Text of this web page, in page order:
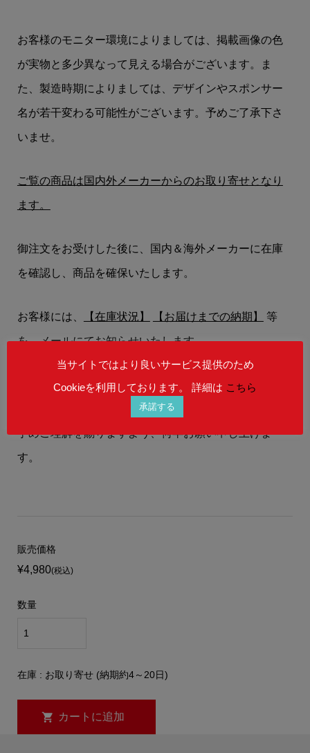
お客様のモニター環境によりましては、掲載画像の色
が実物と多少異なって見える場合がございます。ま
た、製造時期によりましては、デザインやスポンサー
名が若干変わる可能性がございます。予めご了承下さ
いませ。
ご覧の商品は国内外メーカーからのお取り寄せとなり
ます。
御注文をお受けした後に、国内＆海外メーカーに在庫
を確認し、商品を確保いたします。
お客様には、 【在庫状況】 【お届けまでの納期】 等
を、メールにてお知らせいたします。
在庫状況によりましては、御注文後にご希望の商品を
ご用意することができない場合もございます。
予めご理解を賜りますよう、何卒お願い申し上げま
す。
販売価格
¥4,980(税込)
数量
在庫 : お取り寄せ (納期約4～20日)
当サイトではより良いサービス提供のため
Cookieを利用しております。 詳細は こちら
承諾する